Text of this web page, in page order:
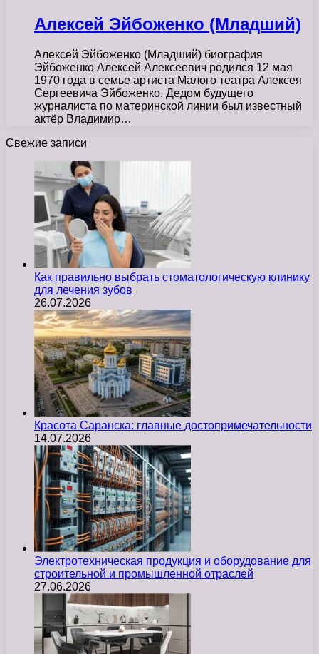
Алексей Эйбоженко (Младший)
Алексей Эйбоженко (Младший) биография
Эйбоженко Алексей Алексеевич родился 12 мая
1970 года в семье артиста Малого театра Алексея
Сергеевича Эйбоженко. Дедом будущего
журналиста по материнской линии был известный
актёр Владимир…
Свежие записи
Как правильно выбрать стоматологическую клинику
для лечения зубов
26.07.2026
Красота Саранска: главные достопримечательности
14.07.2026
Электротехническая продукция и оборудование для
строительной и промышленной отраслей
27.06.2026